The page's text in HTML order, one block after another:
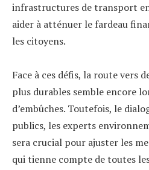
infrastructures de transport
aider à atténuer le fardeau
les citoyens.
Face à ces défis, la route vers
plus durables semble encore
d’embûches. Toutefois, le
publics, les experts
sera crucial pour ajuster les
qui tienne compte de toutes